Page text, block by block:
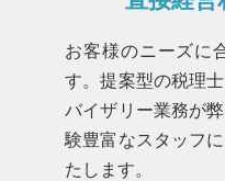
お客様のニーズに
す。提案型の税理
バイザリー業務が
験豊富なスタッフ
たします。